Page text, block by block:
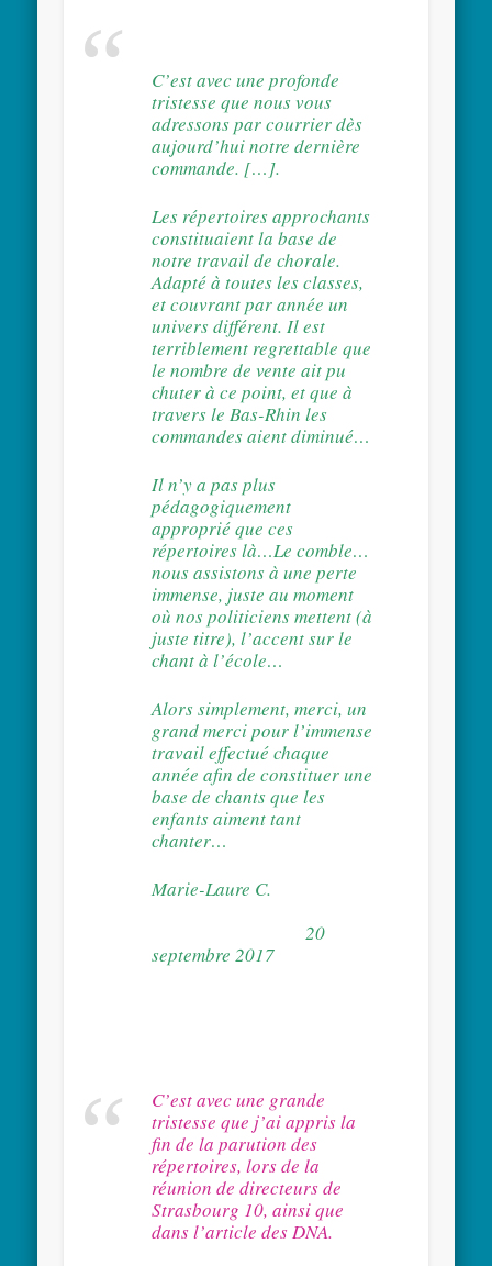
C’est avec une profonde
tristesse que nous vous
adressons par courrier dès
aujourd’hui notre dernière
commande. […].
Les répertoires approchants
constituaient la base de
notre travail de chorale.
Adapté à toutes les classes,
et couvrant par année un
univers différent. Il est
terriblement regrettable que
le nombre de vente ait pu
chuter à ce point, et que à
travers le Bas-Rhin les
commandes aient diminué…
Il n’y a pas plus
pédagogiquement
approprié que ces
répertoires là…Le comble…
nous assistons à une perte
immense, juste au moment
où nos politiciens mettent (à
juste titre), l’accent sur le
chant à l’école…
Alors simplement, merci, un
grand merci pour l’immense
travail effectué chaque
année afin de constituer une
base de chants que les
enfants aiment tant
chanter…
Marie-Laure C.
20
septembre 2017
C’est avec une grande
tristesse que j’ai appris la
fin de la parution des
répertoires, lors de la
réunion de directeurs de
Strasbourg 10, ainsi que
dans l’article des DNA.